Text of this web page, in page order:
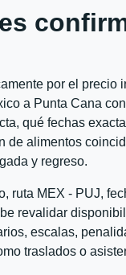
por el precio
a Punta Cana
qué fechas
de alimentos
y regreso.
ruta MEX - PUJ,
revalidar
escalas,
traslados o